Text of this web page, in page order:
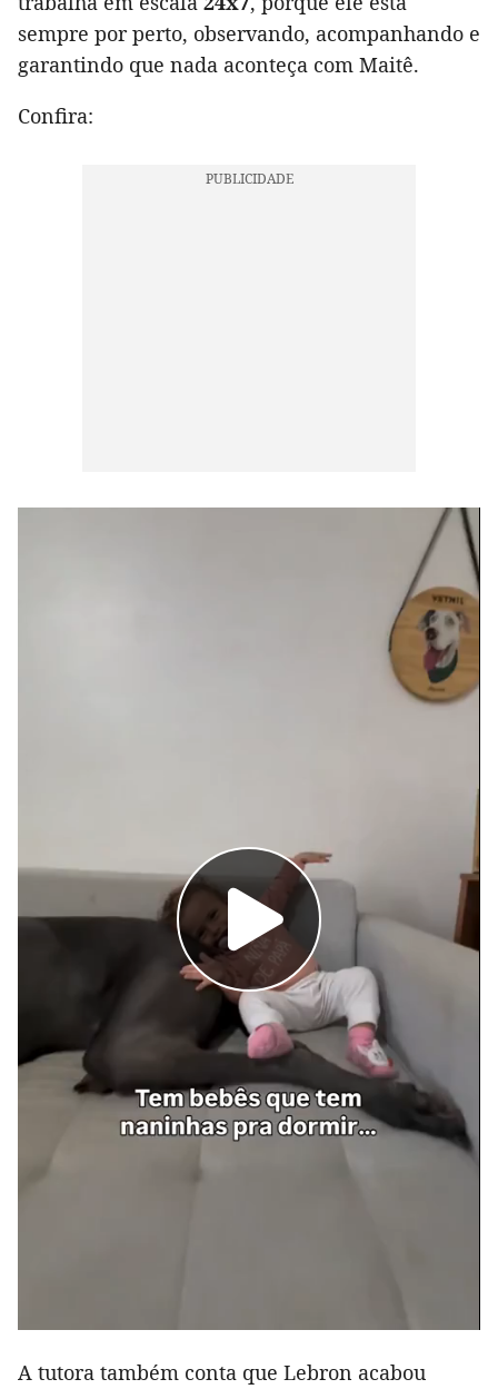
sempre por perto, observando, acompanhando e
garantindo que nada aconteça com Maitê.
Confira:
A tutora também conta que Lebron acabou